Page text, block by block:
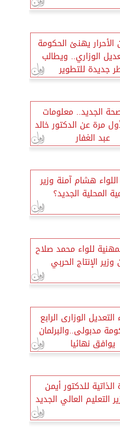
الأحرار يهنئ الحكومة
الوزاري.. ويطالب
جديدة للتطوير
الجديد.. معلومات
مرة عن الدكتور خالد
عبد الغفار
هشام آمنة وزير
المحلية الجديد؟
للواء محمد صلاح
وزير الإنتاج الحربي
التعديل الوزارى الرابع
مدبولى..والبرلمان
يوافق نهائيا
الذاتية للدكتور أيمن
التعليم العالي الجديد